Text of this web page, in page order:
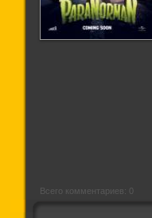
Всего комментариев: 0